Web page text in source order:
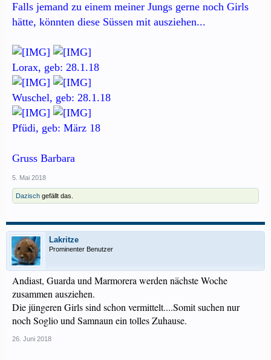
Falls jemand zu einem meiner Jungs gerne noch Girls
hätte, könnten diese Süssen mit ausziehen...
Lorax, geb: 28.1.18
Wuschel, geb: 28.1.18
Pfüdi, geb: März 18
Gruss Barbara
5. Mai 2018
Dazisch gefällt das.
Lakritze
Prominenter Benutzer
Andiast, Guarda und Marmorera werden nächste Woche
zusammen ausziehen.
Die jüngeren Girls sind schon vermittelt....Somit suchen nur
noch Soglio und Samnaun ein tolles Zuhause.
26. Juni 2018